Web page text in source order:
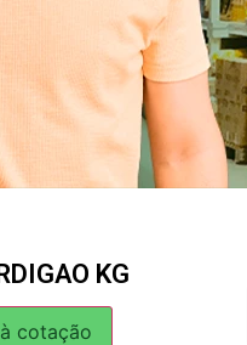
KG
cotação